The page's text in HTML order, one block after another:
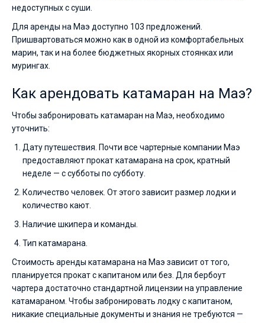
недоступных с суши.
Для аренды на Маэ доступно 103 предложений.
Пришвартоваться можно как в одной из комфортабельных
марин, так и на более бюджетных якорных стоянках или
мурингах.
Как арендовать катамаран на Маэ?
Чтобы забронировать катамаран на Маэ, необходимо
уточнить:
Дату путешествия. Почти все чартерные компании Маэ
предоставляют прокат катамарана на срок, кратный
неделе — с субботы по субботу.
Количество человек. От этого зависит размер лодки и
количество кают.
Наличие шкипера и команды.
Тип катамарана.
Стоимость аренды катамарана на Маэ зависит от того,
планируется прокат с капитаном или без. Для бербоут
чартера достаточно стандартной лицензии на управление
катамараном. Чтобы забронировать лодку с капитаном,
никакие специальные документы и знания не требуются —